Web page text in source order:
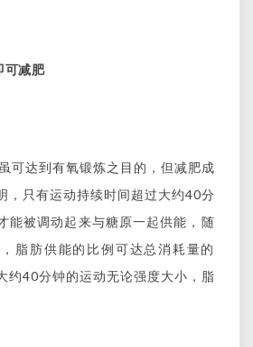
可减肥
可达到有氧锻炼之目的，但减肥成
，只有运动持续时间超过大约40分
能被调动起来与糖原一起供能，随
脂肪供能的比例可达总消耗量的
约40分钟的运动无论强度大小，脂